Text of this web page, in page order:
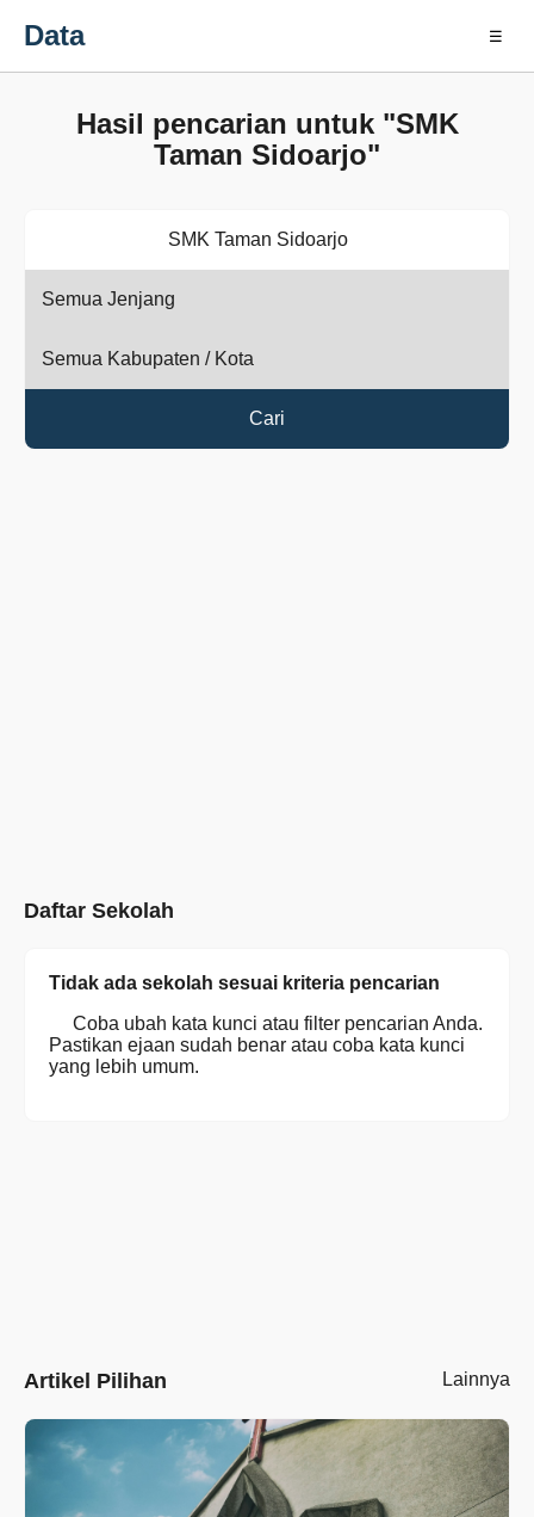
Data ☰
Hasil pencarian untuk "SMK
Taman Sidoarjo"
Cari
Daftar Sekolah
Tidak ada sekolah sesuai kriteria pencarian
Coba ubah kata kunci atau filter pencarian Anda.
Pastikan ejaan sudah benar atau coba kata kunci
yang lebih umum.
Artikel Pilihan Lainnya